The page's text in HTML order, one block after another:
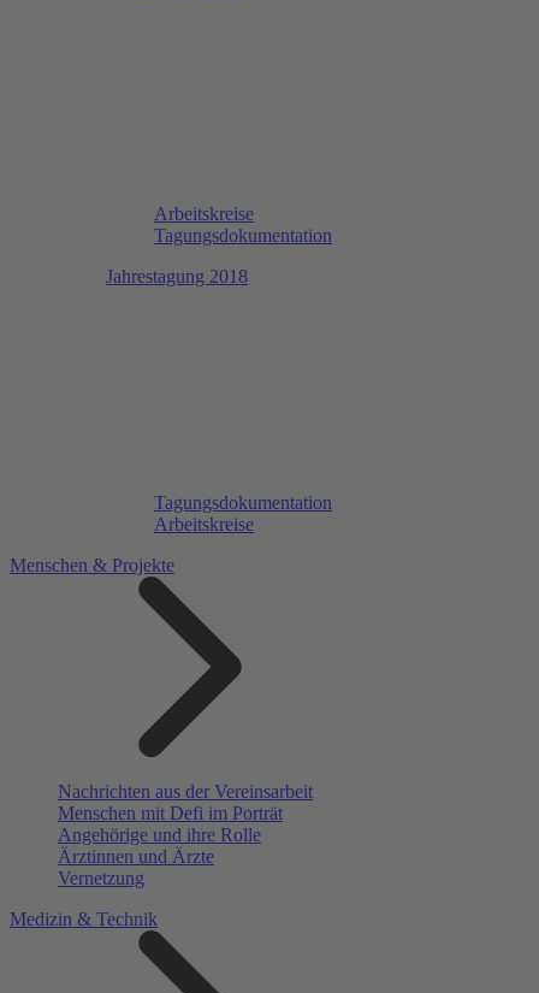
Arbeitskreise
Tagungsdokumentation
Jahrestagung 2018
Tagungsdokumentation
Arbeitskreise
Menschen & Projekte
Nachrichten aus der Vereinsarbeit
Menschen mit Defi im Porträt
Angehörige und ihre Rolle
Ärztinnen und Ärzte
Vernetzung
Medizin & Technik